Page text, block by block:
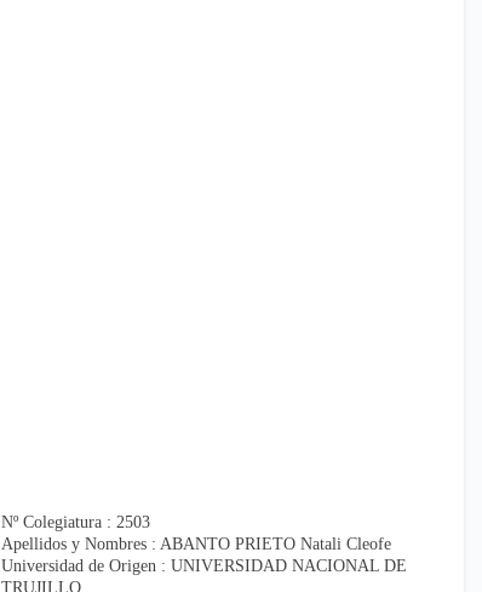
Nº Colegiatura : 2503
Apellidos y Nombres : ABANTO PRIETO Natali Cleofe
Universidad de Origen : UNIVERSIDAD NACIONAL DE
TRUJILLO